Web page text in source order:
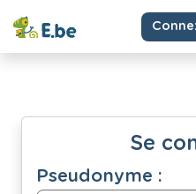
Se
Pseudonyme :